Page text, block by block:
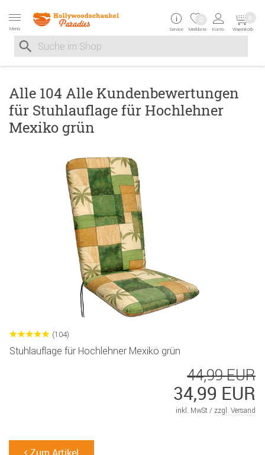
Menü
Suche nach
Suche im Shop, nach der Eingabe von 3 Buchstaben
Service Merkliste
0
Konto Warenkorb
0
Alle 104 Alle Kundenbewertungen
für Stuhlauflage für Hochlehner
Mexiko grün
(104)
Stuhlauflage für Hochlehner Mexiko grün
44,99 EUR
34,99 EUR
inkl. MwSt / zzgl. Versand